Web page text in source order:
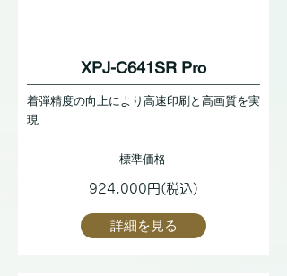
XPJ-C641SR Pro
着弾精度の向上により高速印刷と高画質を実
現
標準価格
924,000円(税込)
詳細を見る